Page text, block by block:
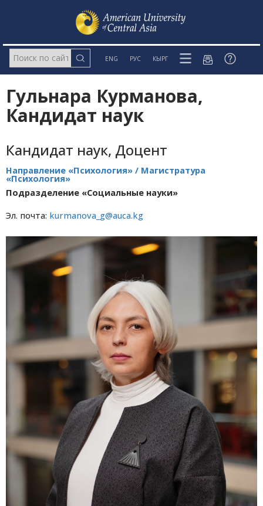
ENG РУС КЫРГ
Гульнара Курманова,
Кандидат наук
Кандидат наук, Доцент
Направление «Психология» / Магистратура
«Психология»
Подразделение «Социальные науки»
Эл. почта: kurmanova_g@auca.kg